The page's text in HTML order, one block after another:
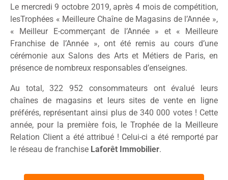
Le mercredi 9 octobre 2019, après 4 mois de compétition,
lesTrophées « Meilleure Chaîne de Magasins de l’Année »,
« Meilleur E-commerçant de l’Année » et « Meilleure
Franchise de l’Année », ont été remis au cours d’une
cérémonie aux Salons des Arts et Métiers de Paris, en
présence de nombreux responsables d’enseignes.
Au total, 322 952 consommateurs ont évalué leurs
chaînes de magasins et leurs sites de vente en ligne
préférés, représentant ainsi plus de 340 000 votes ! Cette
année, pour la première fois, le Trophée de la Meilleure
Relation Client a été attribué ! Celui-ci a été remporté par
le réseau de franchise Laforêt Immobilier.